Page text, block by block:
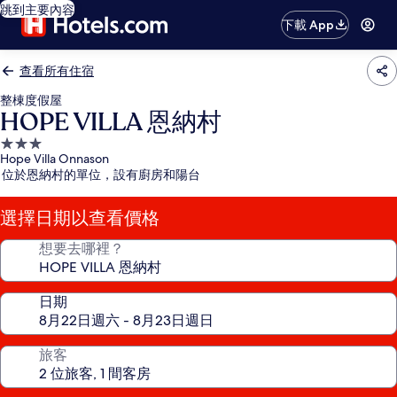
跳到主要內容
下載 App
查看所有住宿
整棟度假屋
HOPE VILLA 恩納村
3.0
星
級
住
宿
Hope Villa Onnason
位於恩納村的單位，設有廚房和陽台
選擇日期以查看價格
想要去哪裡？
日期
旅客